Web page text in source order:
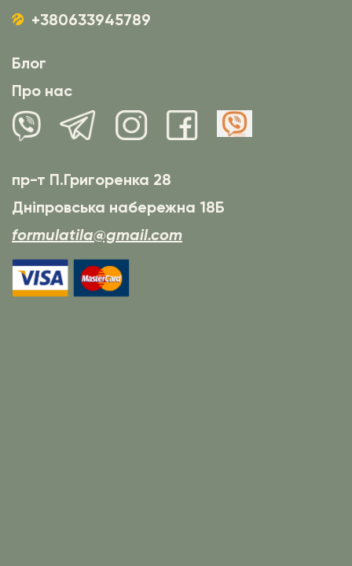
+380633945789
Блог
Про нас
пр-т П.Григоренка 28
Дніпровська набережна 18Б
formulatila@gmail.com